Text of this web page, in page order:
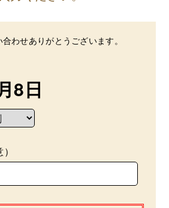
わせありがとうございます。
8日